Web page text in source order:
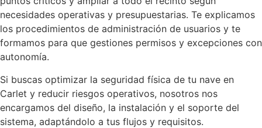
necesidades operativas y presupuestarias. Te explicamos
los procedimientos de administración de usuarios y te
formamos para que gestiones permisos y excepciones con
autonomía.
Si buscas optimizar la seguridad física de tu nave en
Carlet y reducir riesgos operativos, nosotros nos
encargamos del diseño, la instalación y el soporte del
sistema, adaptándolo a tus flujos y requisitos.